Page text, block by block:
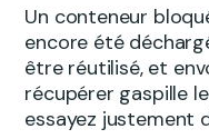
Un conteneur
encore été
être réutilisé, et
récupérer gaspille
essayez justement